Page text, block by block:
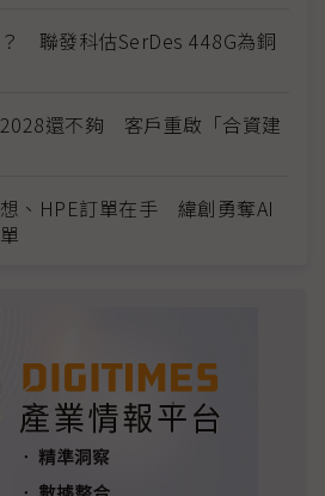
聯發科估SerDes 448G為銅
還不夠 客戶重啟「合資建
想、HPE訂單在手 緯創勇奪AI